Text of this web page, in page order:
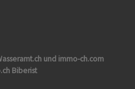
und immo-ch.com
Biberist